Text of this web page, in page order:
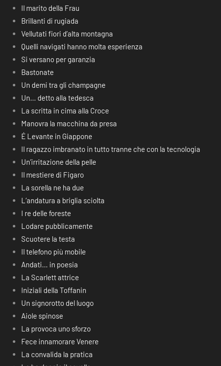
Il marito della Frau
Brillanti di rugiada
Vellutati fiori d’alta montagna
Quelli navigati hanno molta esperienza
Si versano per garanzia
Bastonate
Un demi tra gli champagne
Un… detto alla tedesca
La scritta in cima alla Croce
Manovra la macchina da presa
É Levante in Giappone
Il ragazzo imbranato in tutto tranne che con la tecnologia
Un’irritazione della pelle
Il mestiere di Figaro
La sorella ne ha due
L’andatura a briglia sciolta
I re delle foreste
Lodare pubblicamente
Scuotere la testa
Il telefono più mobile
Andati… in poesia
La Scarlett attrice
Iniziali della Toffanin
Un signorotto del luogo
Aiole spinose
La provoca uno sforzo
Fece innamorare Venere
La convalida la pratica